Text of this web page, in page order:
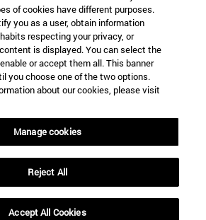
of cookies have different purposes.
you as a user, obtain information
respecting your privacy, or
is displayed. You can select the
or accept them all. This banner
you choose one of the two options.
about our cookies, please visit
Manage cookies
Reject All
Accept All Cookies